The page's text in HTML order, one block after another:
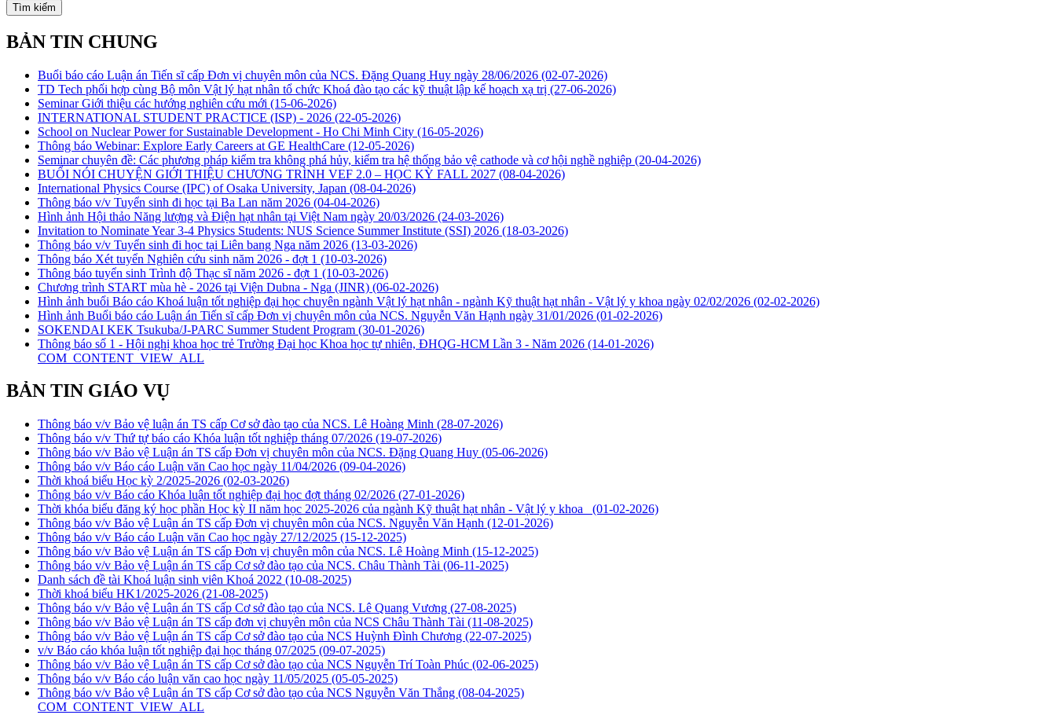
Tìm kiếm
BẢN TIN CHUNG
Buổi báo cáo Luận án Tiến sĩ cấp Đơn vị chuyên môn của NCS. Đặng Quang Huy ngày 28/06/2026 (02-07-2026)
TD Tech phối hợp cùng Bộ môn Vật lý hạt nhân tổ chức Khoá đào tạo các kỹ thuật lập kế hoạch xạ trị (27-06-2026)
Seminar Giới thiệu các hướng nghiên cứu mới (15-06-2026)
INTERNATIONAL STUDENT PRACTICE (ISP) - 2026 (22-05-2026)
School on Nuclear Power for Sustainable Development - Ho Chi Minh City (16-05-2026)
Thông báo Webinar: Explore Early Careers at GE HealthCare (12-05-2026)
Seminar chuyên đề: Các phương pháp kiểm tra không phá hủy, kiểm tra hệ thống bảo vệ cathode và cơ hội nghề nghiệp (20-04-2026)
BUỔI NÓI CHUYỆN GIỚI THIỆU CHƯƠNG TRÌNH VEF 2.0 – HỌC KỲ FALL 2027 (08-04-2026)
International Physics Course (IPC) of Osaka University, Japan (08-04-2026)
Thông báo v/v Tuyển sinh đi học tại Ba Lan năm 2026 (04-04-2026)
Hình ảnh Hội thảo Năng lượng và Điện hạt nhân tại Việt Nam ngày 20/03/2026 (24-03-2026)
Invitation to Nominate Year 3-4 Physics Students: NUS Science Summer Institute (SSI) 2026 (18-03-2026)
Thông báo v/v Tuyển sinh đi học tại Liên bang Nga năm 2026 (13-03-2026)
Thông báo Xét tuyển Nghiên cứu sinh năm 2026 - đợt 1 (10-03-2026)
Thông báo tuyển sinh Trình độ Thạc sĩ năm 2026 - đợt 1 (10-03-2026)
Chương trình START mùa hè - 2026 tại Viện Dubna - Nga (JINR) (06-02-2026)
Hình ảnh buổi Báo cáo Khoá luận tốt nghiệp đại học chuyên ngành Vật lý hạt nhân - ngành Kỹ thuật hạt nhân - Vật lý y khoa ngày 02/02/2026 (02-02-2026)
Hình ảnh Buổi báo cáo Luận án Tiến sĩ cấp Đơn vị chuyên môn của NCS. Nguyễn Văn Hạnh ngày 31/01/2026 (01-02-2026)
SOKENDAI KEK Tsukuba/J-PARC Summer Student Program (30-01-2026)
Thông báo số 1 - Hội nghị khoa học trẻ Trường Đại học Khoa học tự nhiên, ĐHQG-HCM Lần 3 - Năm 2026 (14-01-2026)
COM_CONTENT_VIEW_ALL
BẢN TIN GIÁO VỤ
Thông báo v/v Bảo vệ luận án TS cấp Cơ sở đào tạo của NCS. Lê Hoàng Minh (28-07-2026)
Thông báo v/v Thứ tự báo cáo Khóa luận tốt nghiệp tháng 07/2026 (19-07-2026)
Thông báo v/v Bảo vệ Luận án TS cấp Đơn vị chuyên môn của NCS. Đặng Quang Huy (05-06-2026)
Thông báo v/v Báo cáo Luận văn Cao học ngày 11/04/2026 (09-04-2026)
Thời khoá biểu Học kỳ 2/2025-2026 (02-03-2026)
Thông báo v/v Báo cáo Khóa luận tốt nghiệp đại học đợt tháng 02/2026 (27-01-2026)
Thời khóa biểu đăng ký học phần Học kỳ II năm học 2025-2026 của ngành Kỹ thuật hạt nhân - Vật lý y khoa (01-02-2026)
Thông báo v/v Bảo vệ Luận án TS cấp Đơn vị chuyên môn của NCS. Nguyễn Văn Hạnh (12-01-2026)
Thông báo v/v Báo cáo Luận văn Cao học ngày 27/12/2025 (15-12-2025)
Thông báo v/v Bảo vệ Luận án TS cấp Đơn vị chuyên môn của NCS. Lê Hoàng Minh (15-12-2025)
Thông báo v/v Bảo vệ Luận án TS cấp Cơ sở đào tạo của NCS. Châu Thành Tài (06-11-2025)
Danh sách đề tài Khoá luận sinh viên Khoá 2022 (10-08-2025)
Thời khoá biểu HK1/2025-2026 (21-08-2025)
Thông báo v/v Bảo vệ Luận án TS cấp Cơ sở đào tạo của NCS. Lê Quang Vương (27-08-2025)
Thông báo v/v Bảo vệ Luận án TS cấp đơn vị chuyên môn của NCS Châu Thành Tài (11-08-2025)
Thông báo v/v Bảo vệ Luận án TS cấp Cơ sở đào tạo của NCS Huỳnh Đình Chương (22-07-2025)
v/v Báo cáo khóa luận tốt nghiệp đại học tháng 07/2025 (09-07-2025)
Thông báo v/v Bảo vệ Luận án TS cấp Cơ sở đào tạo của NCS Nguyễn Trí Toàn Phúc (02-06-2025)
Thông báo v/v Báo cáo luận văn cao học ngày 11/05/2025 (05-05-2025)
Thông báo v/v Bảo vệ Luận án TS cấp Cơ sở đào tạo của NCS Nguyễn Văn Thắng (08-04-2025)
COM_CONTENT_VIEW_ALL